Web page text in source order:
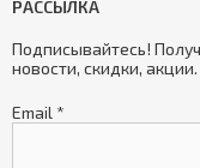
РАССЫЛКА
Подписывайтесь!
новости, скидки, акции.
Email *